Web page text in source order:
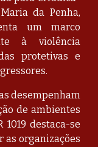
da Penha,
um marco
à violência
protetivas e
desempenham
de ambientes
1019 destaca-se
as organizações